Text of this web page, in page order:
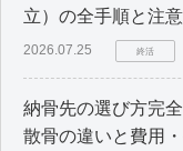
立）の全手順と注
2026.07.25 終活
納骨先の選び方完
散骨の違いと費用